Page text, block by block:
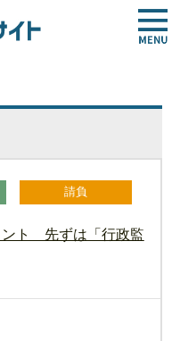
請負
ント 先ずは「行政監